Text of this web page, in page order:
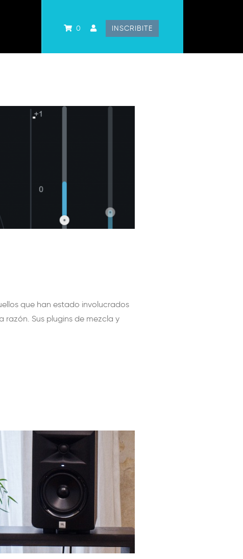
0 INSCRIBITE
que han estado involucrados
razón. Sus plugins de mezcla y